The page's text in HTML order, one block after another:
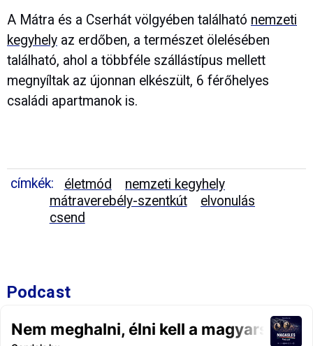
A Mátra és a Cserhát völgyében található nemzeti
kegyhely az erdőben, a természet ölelésében
található, ahol a többféle szállástípus mellett
megnyíltak az újonnan elkészült, 6 férőhelyes
családi apartmanok is.
címkék: életmód
nemzeti kegyhely
mátraverebély-szentkút
elvonulás
csend
Podcast